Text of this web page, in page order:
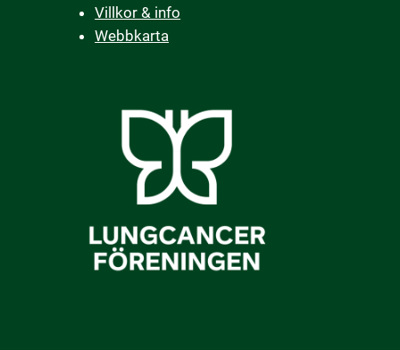
Villkor & info
Webbkarta